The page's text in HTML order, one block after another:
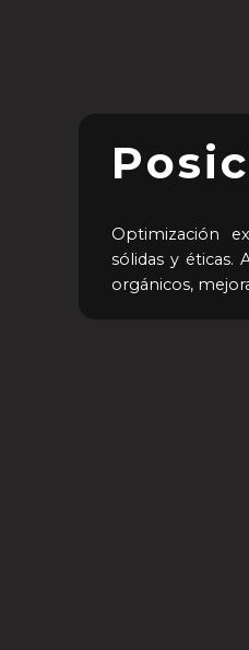
Optimización
sólidas y éticas.
orgánicos,